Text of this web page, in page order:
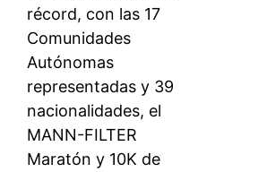
récord, con las 17
Comunidades
Autónomas
representadas y 39
nacionalidades, el
MANN-FILTER
Maratón y 10K de